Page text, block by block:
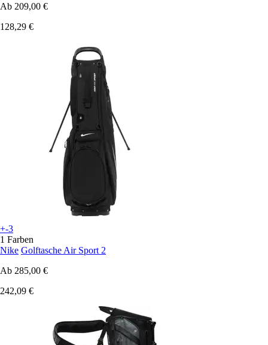
Ab 209,00 €
128,29 €
+-3
1 Farben
Nike Golftasche Air Sport 2
Ab 285,00 €
242,09 €